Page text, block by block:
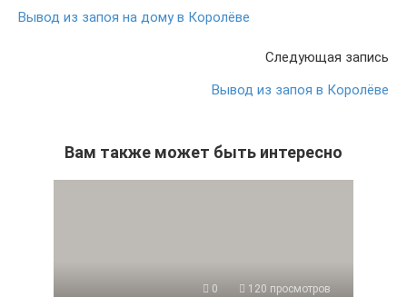
Вывод из запоя на дому в Королёве
Следующая запись
Вывод из запоя в Королёве
Вам также может быть интересно
0 120 просмотров